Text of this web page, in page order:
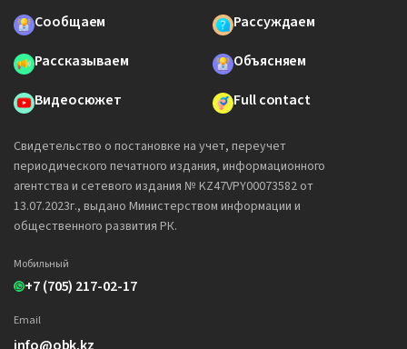
Сообщаем
Рассуждаем
Рассказываем
Объясняем
Видеосюжет
Full contact
Свидетельство о постановке на учет, переучет
периодического печатного издания, информационного
агентства и сетевого издания № KZ47VPY00073582 от
13.07.2023г., выдано Министерством информации и
общественного развития РК.
Мобильный
+7 (705) 217-02-17
Email